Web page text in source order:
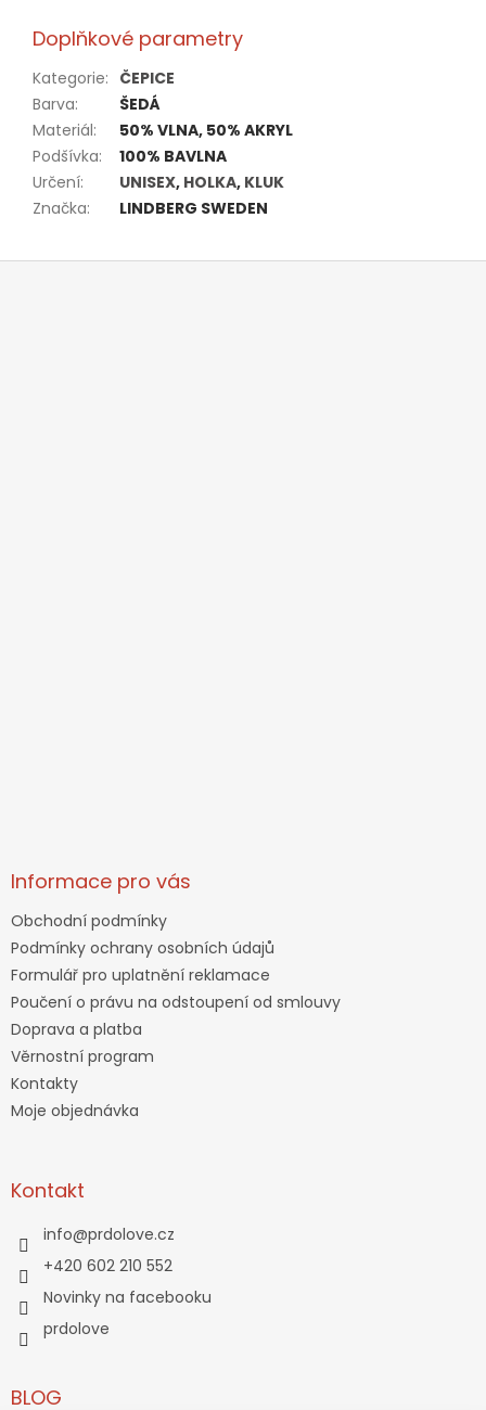
Doplňkové parametry
Kategorie: ČEPICE
Barva:
ŠEDÁ
Materiál:
50% VLNA, 50% AKRYL
Podšívka:
100% BAVLNA
Určení: UNISEX, HOLKA, KLUK
Značka: LINDBERG SWEDEN
Z
Informace pro vás
Obchodní podmínky
Podmínky ochrany osobních údajů
Formulář pro uplatnění reklamace
Poučení o právu na odstoupení od smlouvy
Doprava a platba
Věrnostní program
Kontakty
Moje objednávka
Kontakt
info@prdolove.cz
+420 602 210 552
Novinky na facebooku
prdolove
BLOG